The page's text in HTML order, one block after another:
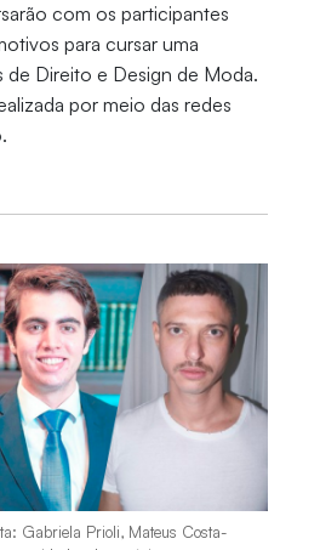
com os participantes
para cursar uma
de Direito e Design de Moda.
por meio das redes
Gabriela Prioli, Mateus Costa-